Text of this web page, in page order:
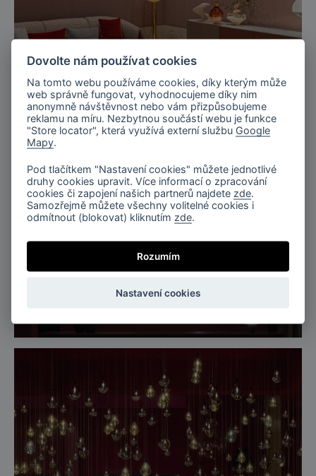
Miláno, Itálie
Expozice značky Turri, Salone del
Mobile 2025
Dovolte nám používat cookies
Na tomto webu používáme cookies, díky kterým může
web správně fungovat, vyhodnocujeme díky nim
anonymně návštěvnost nebo vám přizpůsobujeme
reklamu na míru. Nezbytnou součástí webu je funkce
"Store locator", která využívá externí službu Google
Mapy
Pod tlačítkem "Nastavení cookies" můžete jednotlivé
druhy cookies upravit. Více informací o zpracování
cookies či zapojení našich partnerů najdete zde
Samozřejmě můžete všechny volitelné cookies i
odmítnout (blokovat) kliknutím zde
Rozumím
Nastavení cookies